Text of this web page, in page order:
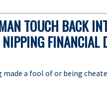
TOUCH BACK
made a fool of or being